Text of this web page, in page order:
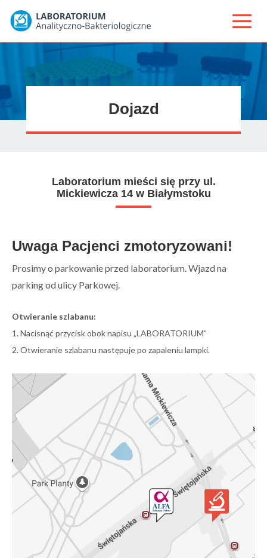
Dojazd
Laboratorium mieści się przy ul.
Mickiewicza 14 w Białymstoku
Uwaga Pacjenci zmotoryzowani!
Prosimy o parkowanie przed laboratorium. Wjazd na
parking od ulicy Parkowej.
Otwieranie szlabanu:
1. Nacisnąć przycisk obok napisu „LABORATORIUM”
2. Otwieranie szlabanu następuje po zapaleniu lampki.